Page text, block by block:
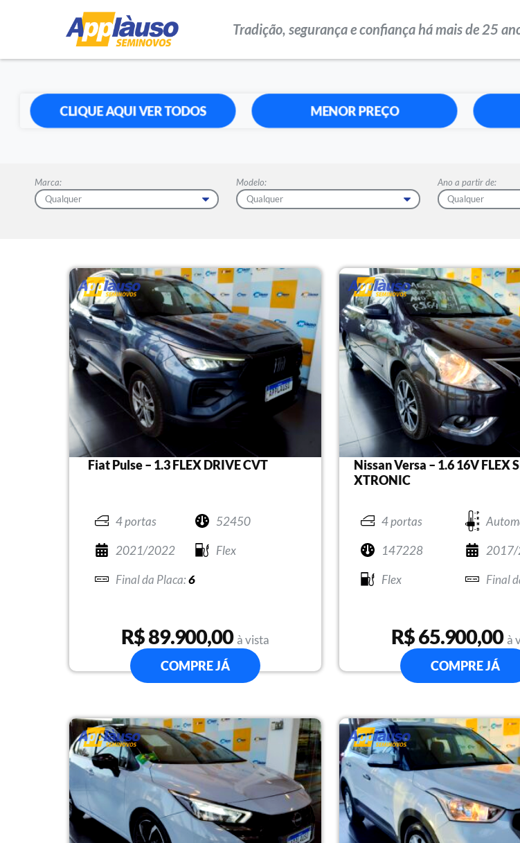
Tradição, segurança e confiança há mais de 25
CLIQUE AQUI VER TODOS MENOR PREÇO
Marca: Modelo: Ano a partir de:
Fiat Pulse – 1.3 FLEX DRIVE CVT
4 portas
52450
2021/2022
Flex
6
R$ 89.900,00 à vista
COMPRE JÁ
Nissan Versa – 1.6 16V FLEX
XTRONIC
4 portas
147228
Flex
R$ 65.900,00 à
COMPRE JÁ